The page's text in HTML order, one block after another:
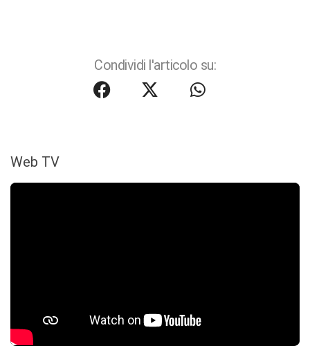
Condividi l'articolo su:
Web TV